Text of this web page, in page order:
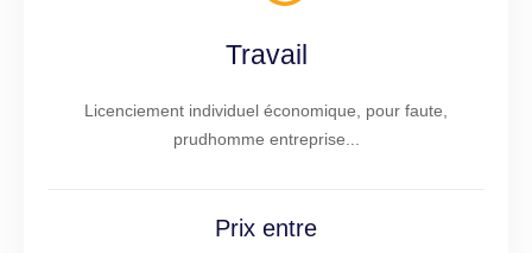
Travail
Licenciement individuel économique, pour faute,
prudhomme entreprise...
Prix entre